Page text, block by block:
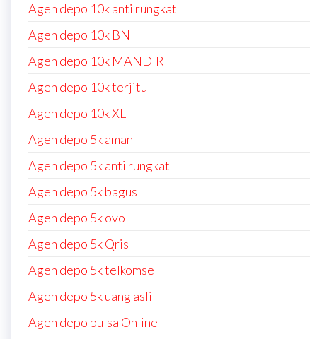
Agen depo 10k anti rungkat
Agen depo 10k BNI
Agen depo 10k MANDIRI
Agen depo 10k terjitu
Agen depo 10k XL
Agen depo 5k aman
Agen depo 5k anti rungkat
Agen depo 5k bagus
Agen depo 5k ovo
Agen depo 5k Qris
Agen depo 5k telkomsel
Agen depo 5k uang asli
Agen depo pulsa Online